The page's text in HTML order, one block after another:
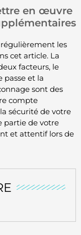
en œuvre
les
cet article. La
facteurs, le
et la
sont des
compte
sécurité de votre
partie de votre
et attentif lors de